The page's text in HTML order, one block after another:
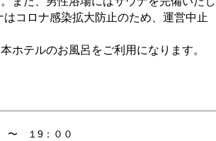
コロナ感染拡大防止のため、運営中止
ホテルのお風呂をご利用になります。
〜 １9：００